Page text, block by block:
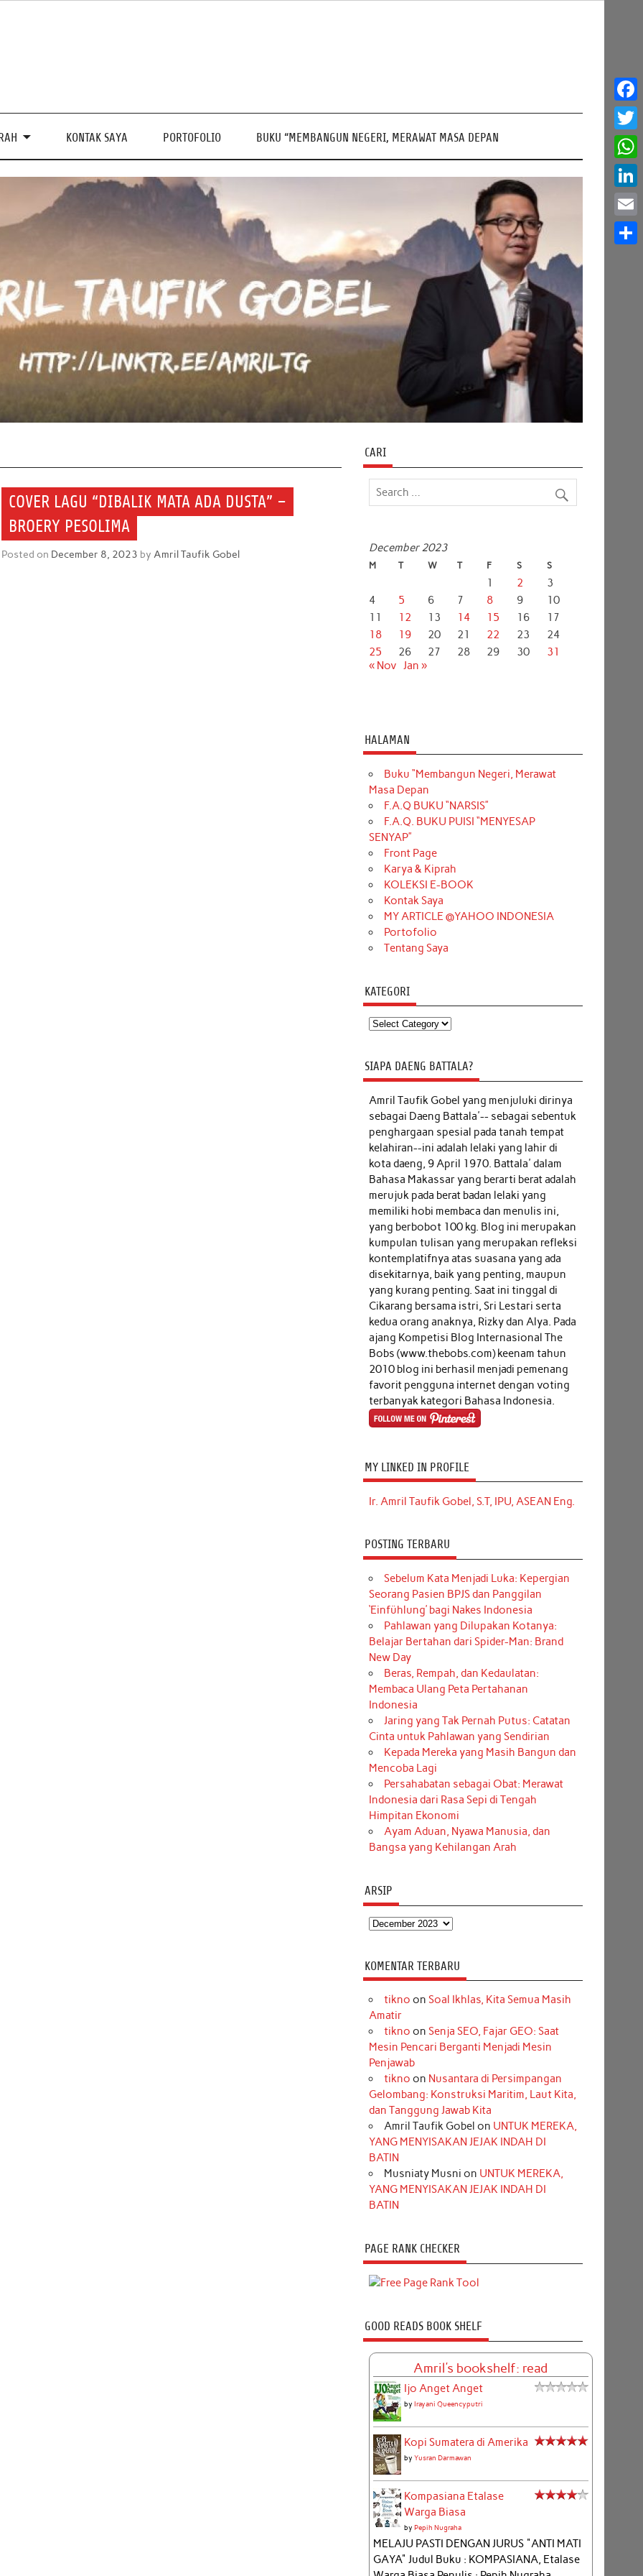
KONTAK SAYA PORTOFOLIO BUKU “MEMBANGUN NEGERI, MERAWAT MASA DEPAN
COVER LAGU “DIBALIK MATA ADA DUSTA” –
BROERY PESOLIMA
Posted on December 8, 2023 byAmril Taufik Gobel
CARI
December 2023
M T W T F S S
1 2
3
4
5 6 7 8 9
10
11
12 13 14 15 16
17
18
19 20 21 22 23
24
25
26 27 28 29 30
31
« Nov Jan »
HALAMAN
Buku “Membangun Negeri, Merawat
Masa Depan
F.A.Q BUKU “NARSIS”
F.A.Q. BUKU PUISI “MENYESAP
SENYAP”
Front Page
Karya & Kiprah
KOLEKSI E-BOOK
Kontak Saya
MY ARTICLE @YAHOO INDONESIA
Portofolio
Tentang Saya
KATEGORI
Kategori
SIAPA DAENG BATTALA?
Amril Taufik Gobel yang menjuluki dirinya
sebagai Daeng Battala'-- sebagai sebentuk
penghargaan spesial pada tanah tempat
kelahiran--ini adalah lelaki yang lahir di
kota daeng, 9 April 1970. Battala' dalam
Bahasa Makassar yang berarti berat adalah
merujuk pada berat badan lelaki yang
memiliki hobi membaca dan menulis ini,
yang berbobot 100 kg. Blog ini merupakan
kumpulan tulisan yang merupakan refleksi
kontemplatifnya atas suasana yang ada
disekitarnya, baik yang penting, maupun
yang kurang penting. Saat ini tinggal di
Cikarang bersama istri, Sri Lestari serta
kedua orang anaknya, Rizky dan Alya. Pada
ajang Kompetisi Blog Internasional The
Bobs (www.thebobs.com) keenam tahun
2010 blog ini berhasil menjadi pemenang
favorit pengguna internet dengan voting
terbanyak kategori Bahasa Indonesia.
MY LINKED IN PROFILE
Ir. Amril Taufik Gobel, S.T, IPU, ASEAN Eng.
POSTING TERBARU
Sebelum Kata Menjadi Luka: Kepergian
Seorang Pasien BPJS dan Panggilan
‘Einfühlung’ bagi Nakes Indonesia
Pahlawan yang Dilupakan Kotanya:
Belajar Bertahan dari Spider-Man: Brand
New Day
Beras, Rempah, dan Kedaulatan:
Membaca Ulang Peta Pertahanan
Indonesia
Jaring yang Tak Pernah Putus: Catatan
Cinta untuk Pahlawan yang Sendirian
Kepada Mereka yang Masih Bangun dan
Mencoba Lagi
Persahabatan sebagai Obat: Merawat
Indonesia dari Rasa Sepi di Tengah
Himpitan Ekonomi
Ayam Aduan, Nyawa Manusia, dan
Bangsa yang Kehilangan Arah
ARSIP
Arsip
KOMENTAR TERBARU
tikno on Soal Ikhlas, Kita Semua Masih
Amatir
tikno on Senja SEO, Fajar GEO: Saat
Mesin Pencari Berganti Menjadi Mesin
Penjawab
tikno on Nusantara di Persimpangan
Gelombang: Konstruksi Maritim, Laut Kita,
dan Tanggung Jawab Kita
Amril Taufik Gobel on UNTUK MEREKA,
YANG MENYISAKAN JEJAK INDAH DI
BATIN
Musniaty Musni on UNTUK MEREKA,
YANG MENYISAKAN JEJAK INDAH DI
BATIN
PAGE RANK CHECKER
GOOD READS BOOK SHELF
Amril's bookshelf: read
Ijo Anget Anget
by Irayani Queencyputri
Kopi Sumatera di Amerika
by Yusran Darmawan
Kompasiana Etalase
Warga Biasa
by Pepih Nugraha
MELAJU PASTI DENGAN JURUS "ANTI MATI
GAYA" Judul Buku : KOMPASIANA, Etalase
Email